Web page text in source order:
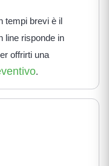
tempi brevi è il
line risponde in
offrirti una
.